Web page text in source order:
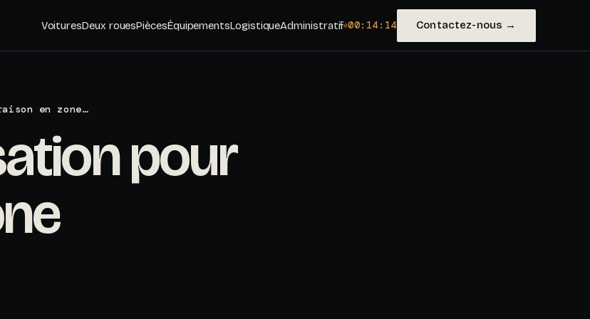
VoituresDeux rouesPiècesÉquipementsLogistiqueAdministratif 00:14:16 Contactez-nous →
en zone…
pour